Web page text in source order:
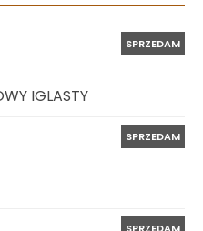
SPRZEDAM
IGLASTY
SPRZEDAM